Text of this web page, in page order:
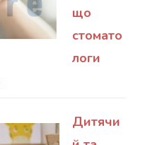
що
стомато
логи
Дитячи